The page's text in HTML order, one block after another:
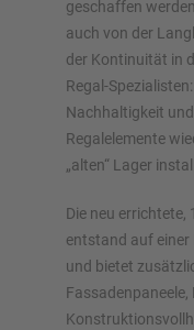
geschaffen
auch von der
der Kontinuität in
Regal-
Nachhaltigkeit
Regalelemente
„alten“ Lager
Die neu errichtete,
entstand auf
und bietet
Lagerbühne
Vertikalregale/
Planen Sie Ihr
Jetzt Regal